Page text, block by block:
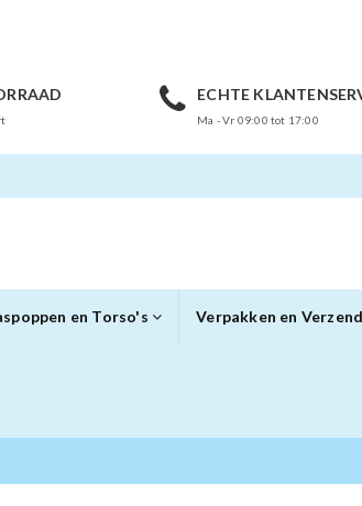
ECHTE
Ma - Vr 09:00 tot 17:00
en Torso's Verpakken en